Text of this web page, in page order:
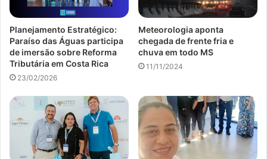
Planejamento Estratégico:
Paraíso das Águas participa
de imersão sobre Reforma
Tributária em Costa Rica
23/02/2026
Meteorologia aponta
chegada de frente fria e
chuva em todo MS
11/11/2024